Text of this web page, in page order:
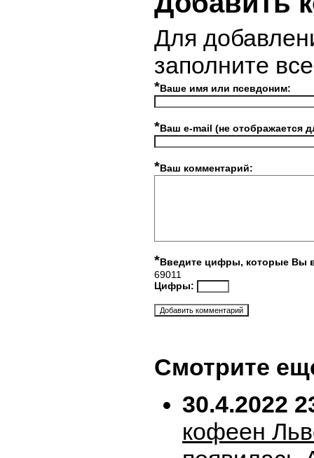
Для
заполните
*Ваше имя или псевдоним:
*Ваш e-mail (не отображается
*Ваш комментарий:
*Введите цифры, которые Вы
69011
Цифры:
Смотрите
30.4.2022
кофеен